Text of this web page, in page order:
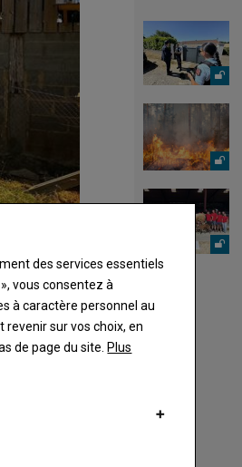
des services essentiels
vous consentez à
à caractère personnel au
sur vos choix, en
de page du site. Plus